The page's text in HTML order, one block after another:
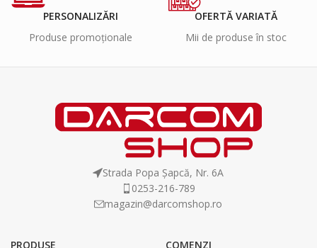
PERSONALIZĂRI
Produse promoționale
OFERTĂ VARIATĂ
Mii de produse în stoc
Strada Popa Șapcă, Nr. 6A
0253-216-789
magazin@darcomshop.ro
PRODUSE COMENZI